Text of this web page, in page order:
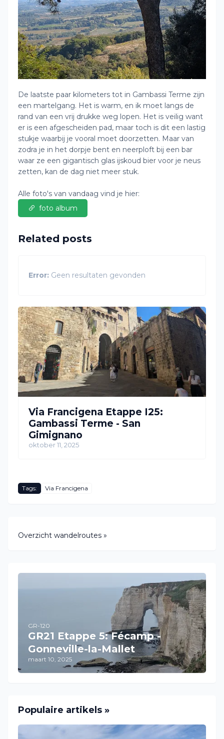
De laatste paar kilometers tot in Gambassi Terme zijn
een martelgang. Het is warm, en ik moet langs de
rand van een vrij drukke weg lopen. Het is veilig want
er is een afgescheiden pad, maar toch is dit een lastig
stukje waarbij je vooral moet doorzetten. Maar van
zodra je in het dorpje bent en neerploft bij een bar
waar ze een gigantisch glas ijskoud bier voor je neus
zetten, kan de dag niet meer stuk.
Alle foto's van vandaag vind je hier:
foto album
Related posts
Error: Geen resultaten gevonden
Via Francigena Etappe I25:
Gambassi Terme - San
Gimignano
oktober 11, 2025
Tags: Via Francigena
Overzicht wandelroutes »
GR-120
GR21 Etappe 5: Fécamp -
Gonneville-la-Mallet
maart 10, 2025
Populaire artikels »